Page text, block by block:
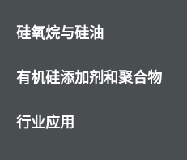
硅氧烷与硅油
有机硅添加剂和聚合物
行业应用